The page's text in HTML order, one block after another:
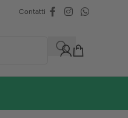
Contatti